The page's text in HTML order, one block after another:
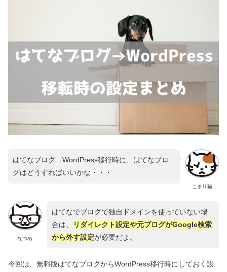
こまり猫
はてなブログ→WordPress移行時に、はてなブロ
グはどうすればいいかな・・・
なつめ
はてなでブログで独自ドメインを使っていない場
合は、
リダイレクト設定や元ブログがGoogle検索
から外す設定が必要だよ。
今回は、無料版はてなブログからWordPress移行時にしておく設